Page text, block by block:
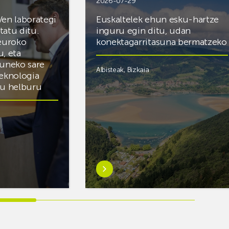
laborategi
ditu.
eta
sare
helburu
Euskaltelek ehun esku-hartze
inguru egin ditu, udan
konektagarritasuna bermatzeko
Albisteak, Bizkaia
Ezagutu
gehiago:Euskaltelek
ehun
esku-